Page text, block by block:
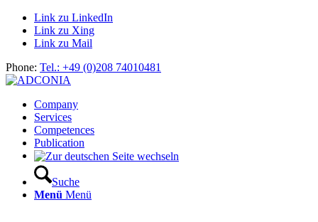
Link zu LinkedIn
Link zu Xing
Link zu Mail
Phone: Tel.: +49 (0)208 74010481
Company
Services
Competences
Publication
Suche
Menü Menü